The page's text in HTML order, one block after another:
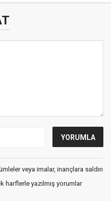
veya imalar, inançlara saldırı
harflerle yazılmış yorumlar